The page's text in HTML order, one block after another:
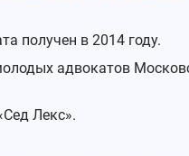
получен в 2014 году.
адвокатов
Лекс».